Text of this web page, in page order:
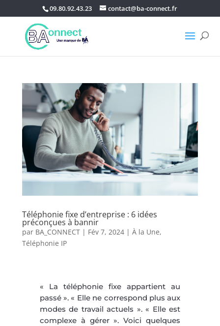
09.80.92.43.23 contact@ba-connect.fr
Téléphonie fixe d’entreprise : 6 idées
préconçues à bannir
par BA_CONNECT| Fév 7, 2024| À la Une,
Téléphonie IP
« La téléphonie fixe appartient au
passé ». « Elle ne correspond plus aux
modes de travail actuels ». « Elle est
complexe à gérer ». Voici quelques